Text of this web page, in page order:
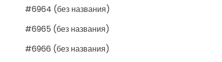
#6964 (без названия)
#6965 (без названия)
#6966 (без названия)